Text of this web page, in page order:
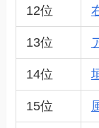
12位
13位
14位
15位